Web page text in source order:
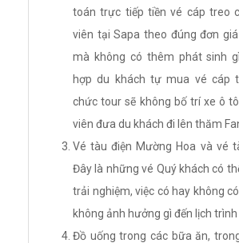
toán trực tiếp tiền vé cáp treo
viên tại Sapa theo đúng đơn
mà không có thêm phát sinh
hợp du khách tự mua vé cáp
chức tour sẽ không bố trí xe ô
viên đưa du khách đi lên thăm
Vé tàu điện Mường Hoa và vé
Đây là những vé Quý khách có
trải nghiệm, việc có hay không
không ảnh hưởng gì đến lịch trình
Đồ uống trong các bữa ăn,